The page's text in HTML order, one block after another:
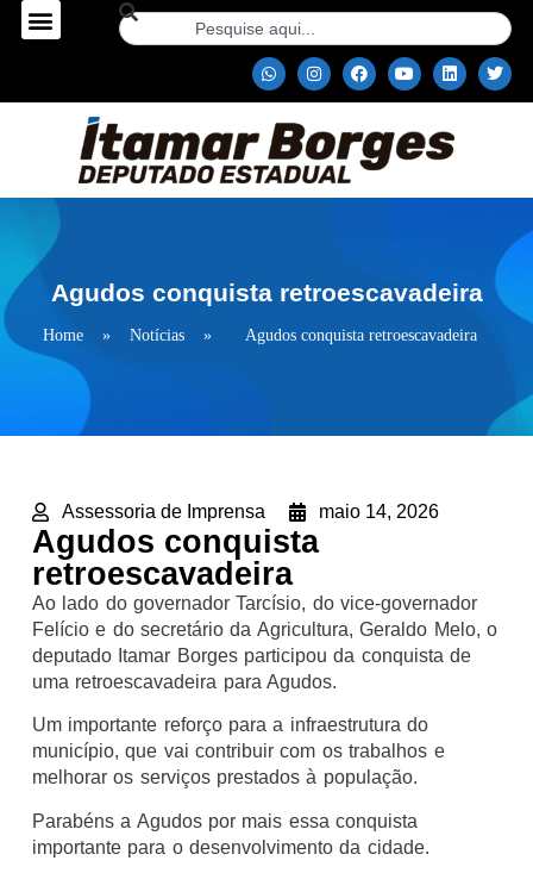
Agudos conquista retroescavadeira
Home » Notícias » Agudos conquista retroescavadeira
Assessoria de Imprensa maio 14, 2026
Agudos conquista
retroescavadeira
Ao lado do governador Tarcísio, do vice-governador
Felício e do secretário da Agricultura, Geraldo Melo, o
deputado Itamar Borges participou da conquista de
uma retroescavadeira para Agudos.
Um importante reforço para a infraestrutura do
município, que vai contribuir com os trabalhos e
melhorar os serviços prestados à população.
Parabéns a Agudos por mais essa conquista
importante para o desenvolvimento da cidade.